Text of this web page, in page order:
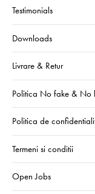
Testimonials
Downloads
Livrare & Retur
Politica No fake & No
Politica de
Termeni si conditii
Open Jobs